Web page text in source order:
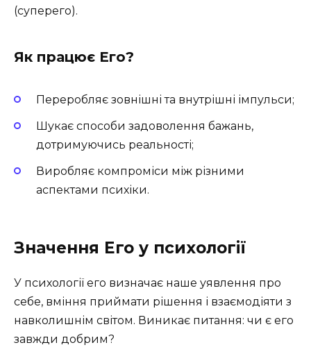
(суперего).
Як працює Его?
Переробляє зовнішні та внутрішні імпульси;
Шукає способи задоволення бажань,
дотримуючись реальності;
Виробляє компроміси між різними
аспектами психіки.
Значення Его у психології
У психології его визначає наше уявлення про
себе, вміння приймати рішення і взаємодіяти з
навколишнім світом. Виникає питання: чи є его
завжди добрим?